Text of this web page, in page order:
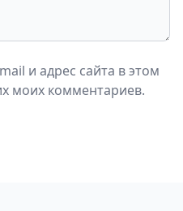
и адрес сайта в этом
моих комментариев.